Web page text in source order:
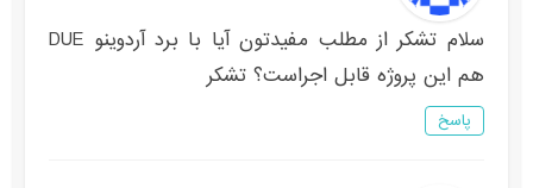
سلام تشکر از مطلب مفیدتون آیا با برد آردوینو DUE
هم این پروژه قابل اجراست؟ تشکر
پاسخ